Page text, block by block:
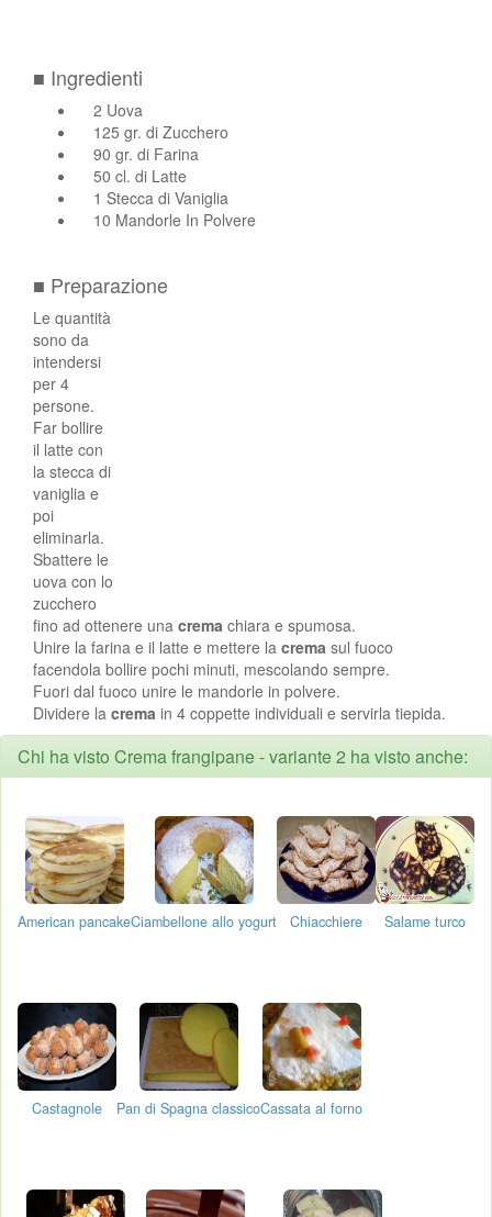
■ Ingredienti
2 Uova
125 gr. di Zucchero
90 gr. di Farina
50 cl. di Latte
1 Stecca di Vaniglia
10 Mandorle In Polvere
■ Preparazione
Le quantità
sono da
intendersi
per 4
persone.
Far bollire
il latte con
la stecca di
vaniglia e
poi
eliminarla.
Sbattere le
uova con lo
zucchero
fino ad ottenere una crema chiara e spumosa.
Unire la farina e il latte e mettere la crema sul fuoco
facendola bollire pochi minuti, mescolando sempre.
Fuori dal fuoco unire le mandorle in polvere.
Dividere la crema in 4 coppette individuali e servirla tiepida.
Chi ha visto Crema frangipane - variante 2 ha visto anche:
American pancakeCiambellone allo yogurt Chiacchiere Salame turco
Castagnole Pan di Spagna classicoCassata al forno